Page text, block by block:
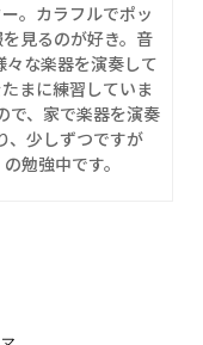
。カラフルでポッ
見るのが好き。音
な楽器を演奏して
まに練習していま
で、家で楽器を演奏
、少しずつですが
勉強中です。